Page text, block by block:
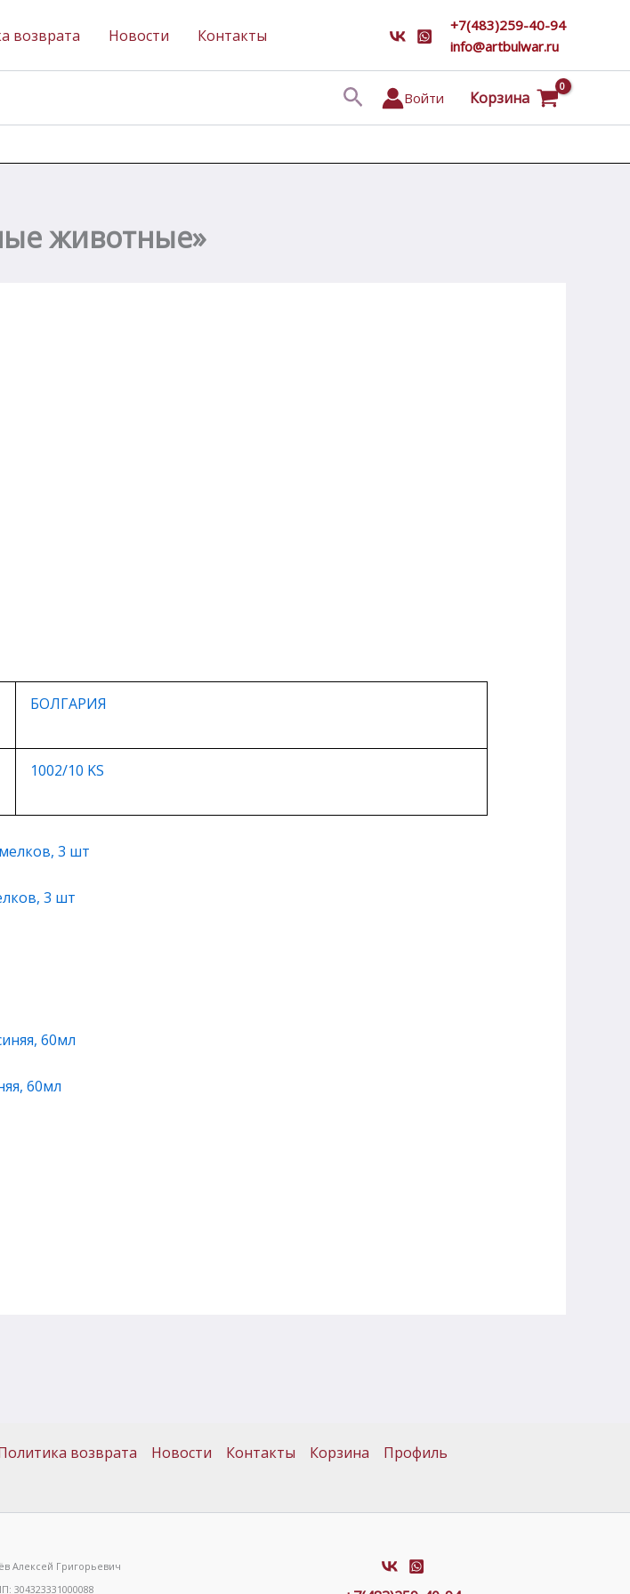
возврата Новости Контакты
+7(483)259-40-94
info@artbulwar.ru
ПоискВойти Корзина
животные»
БОЛГАРИЯ
1002/10 KS
3 шт
60мл
возврата Новости Контакты Корзина Профиль
Алексей Григорьевич
304323331000088